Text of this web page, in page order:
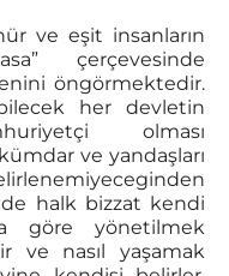
ve eşit insanların
çerçevesinde
öngörmektedir.
her devletin
olması
ve yandaşları
halk bizzat kendi
göre yönetilmek
ve nasıl yaşamak